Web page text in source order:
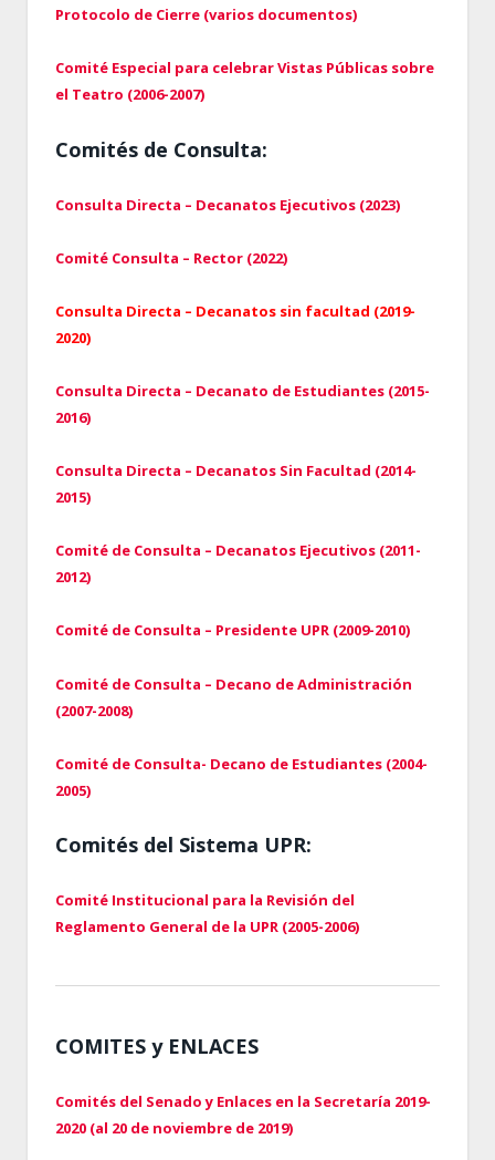
Protocolo de Cierre (varios documentos)
Comité Especial para celebrar Vistas Públicas sobre
el Teatro (2006-2007)
Comités de Consulta:
Consulta Directa – Decanatos Ejecutivos (2023)
Comité Consulta – Rector (2022)
Consulta Directa – Decanatos sin facultad (2019-
2020)
Consulta Directa – Decanato de Estudiantes (2015-
2016)
Consulta Directa – Decanatos Sin Facultad (2014-
2015)
Comité de Consulta – Decanatos Ejecutivos (2011-
2012)
Comité de Consulta – Presidente UPR (2009-2010)
Comité de Consulta – Decano de Administración
(2007-2008)
Comité de Consulta- Decano de Estudiantes (2004-
2005)
Comités del Sistema UPR:
Comité Institucional para la Revisión del
Reglamento General de la UPR (2005-2006)
COMITES y ENLACES
Comités del Senado y Enlaces en la Secretaría 2019-
2020 (al 20 de noviembre de 2019)